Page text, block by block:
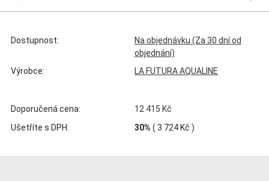
Dostupnost:
Na objednávku (Za 30 dní od
objednání)
Výrobce:
LA FUTURA AQUALINE
Doporučená cena:
12 415 Kč
Ušetříte s DPH:
30% (3 724 Kč )